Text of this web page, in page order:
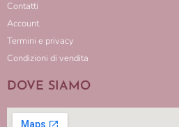
Contatti
Account
Termini e privacy
Condizioni di vendita
DOVE SIAMO